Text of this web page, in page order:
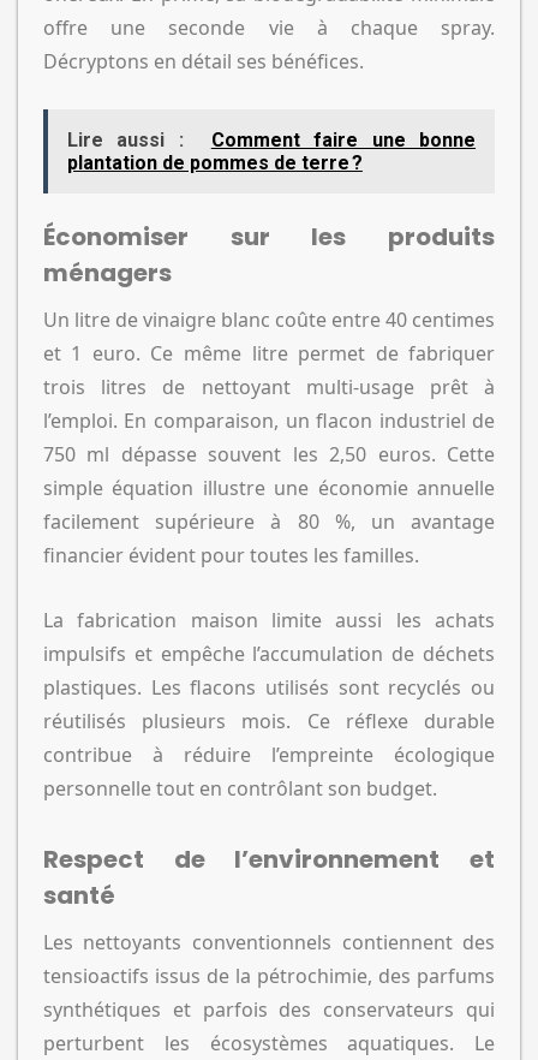
offre une seconde vie à chaque spray.
Décryptons en détail ses bénéfices.
Lire aussi :
Comment faire une bonne
plantation de pommes de terre ?
Économiser sur les produits
ménagers
Un litre de vinaigre blanc coûte entre 40 centimes
et 1 euro. Ce même litre permet de fabriquer
trois litres de nettoyant multi-usage prêt à
l’emploi. En comparaison, un flacon industriel de
750 ml dépasse souvent les 2,50 euros. Cette
simple équation illustre une économie annuelle
facilement supérieure à 80 %, un avantage
financier évident pour toutes les familles.
La fabrication maison limite aussi les achats
impulsifs et empêche l’accumulation de déchets
plastiques. Les flacons utilisés sont recyclés ou
réutilisés plusieurs mois. Ce réflexe durable
contribue à réduire l’empreinte écologique
personnelle tout en contrôlant son budget.
Respect de l’environnement et
santé
Les nettoyants conventionnels contiennent des
tensioactifs issus de la pétrochimie, des parfums
synthétiques et parfois des conservateurs qui
perturbent les écosystèmes aquatiques. Le